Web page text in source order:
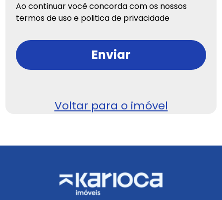
Ao continuar você concorda com os nossos
termos de uso e politica de privacidade
Enviar
Voltar para o imóvel